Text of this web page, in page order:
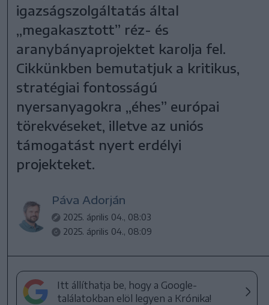
igazságszolgáltatás által
„megakasztott” réz- és
aranybányaprojektet karolja fel.
Cikkünkben bemutatjuk a kritikus,
stratégiai fontosságú
nyersanyagokra „éhes” európai
törekvéseket, illetve az uniós
támogatást nyert erdélyi
projekteket.
Páva Adorján
2025. április 04., 08:03
2025. április 04., 08:09
Itt állíthatja be, hogy a Google-
találatokban elöl legyen a Krónika!